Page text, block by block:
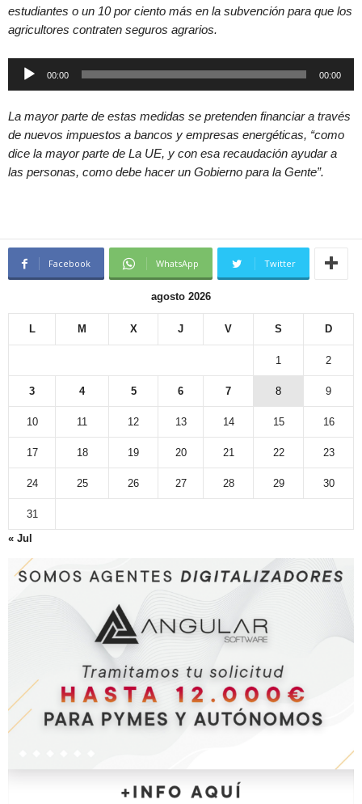
estudiantes o un 10 por ciento más en la subvención para que los
agricultores contraten seguros agrarios.
Reproductor
00:00 00:00
La mayor parte de estas medidas se pretenden financiar a través
de nuevos impuestos a bancos y empresas energéticas, “como
dice la mayor parte de La UE, y con esa recaudación ayudar a
las personas, como debe hacer un Gobierno para la Gente”.
Facebook WhatsApp Twitter
agosto 2026
L M X J V S D
1 2
3 4 5 6 7 8 9
10 11 12 13 14 15 16
17 18 19 20 21 22 23
24 25 26 27 28 29 30
31
« Jul